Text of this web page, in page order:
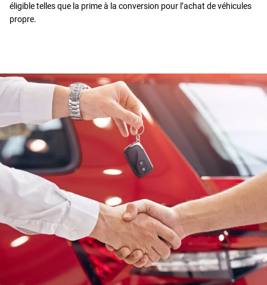
éligible telles que la prime à la conversion pour l’achat de véhicules
propre.